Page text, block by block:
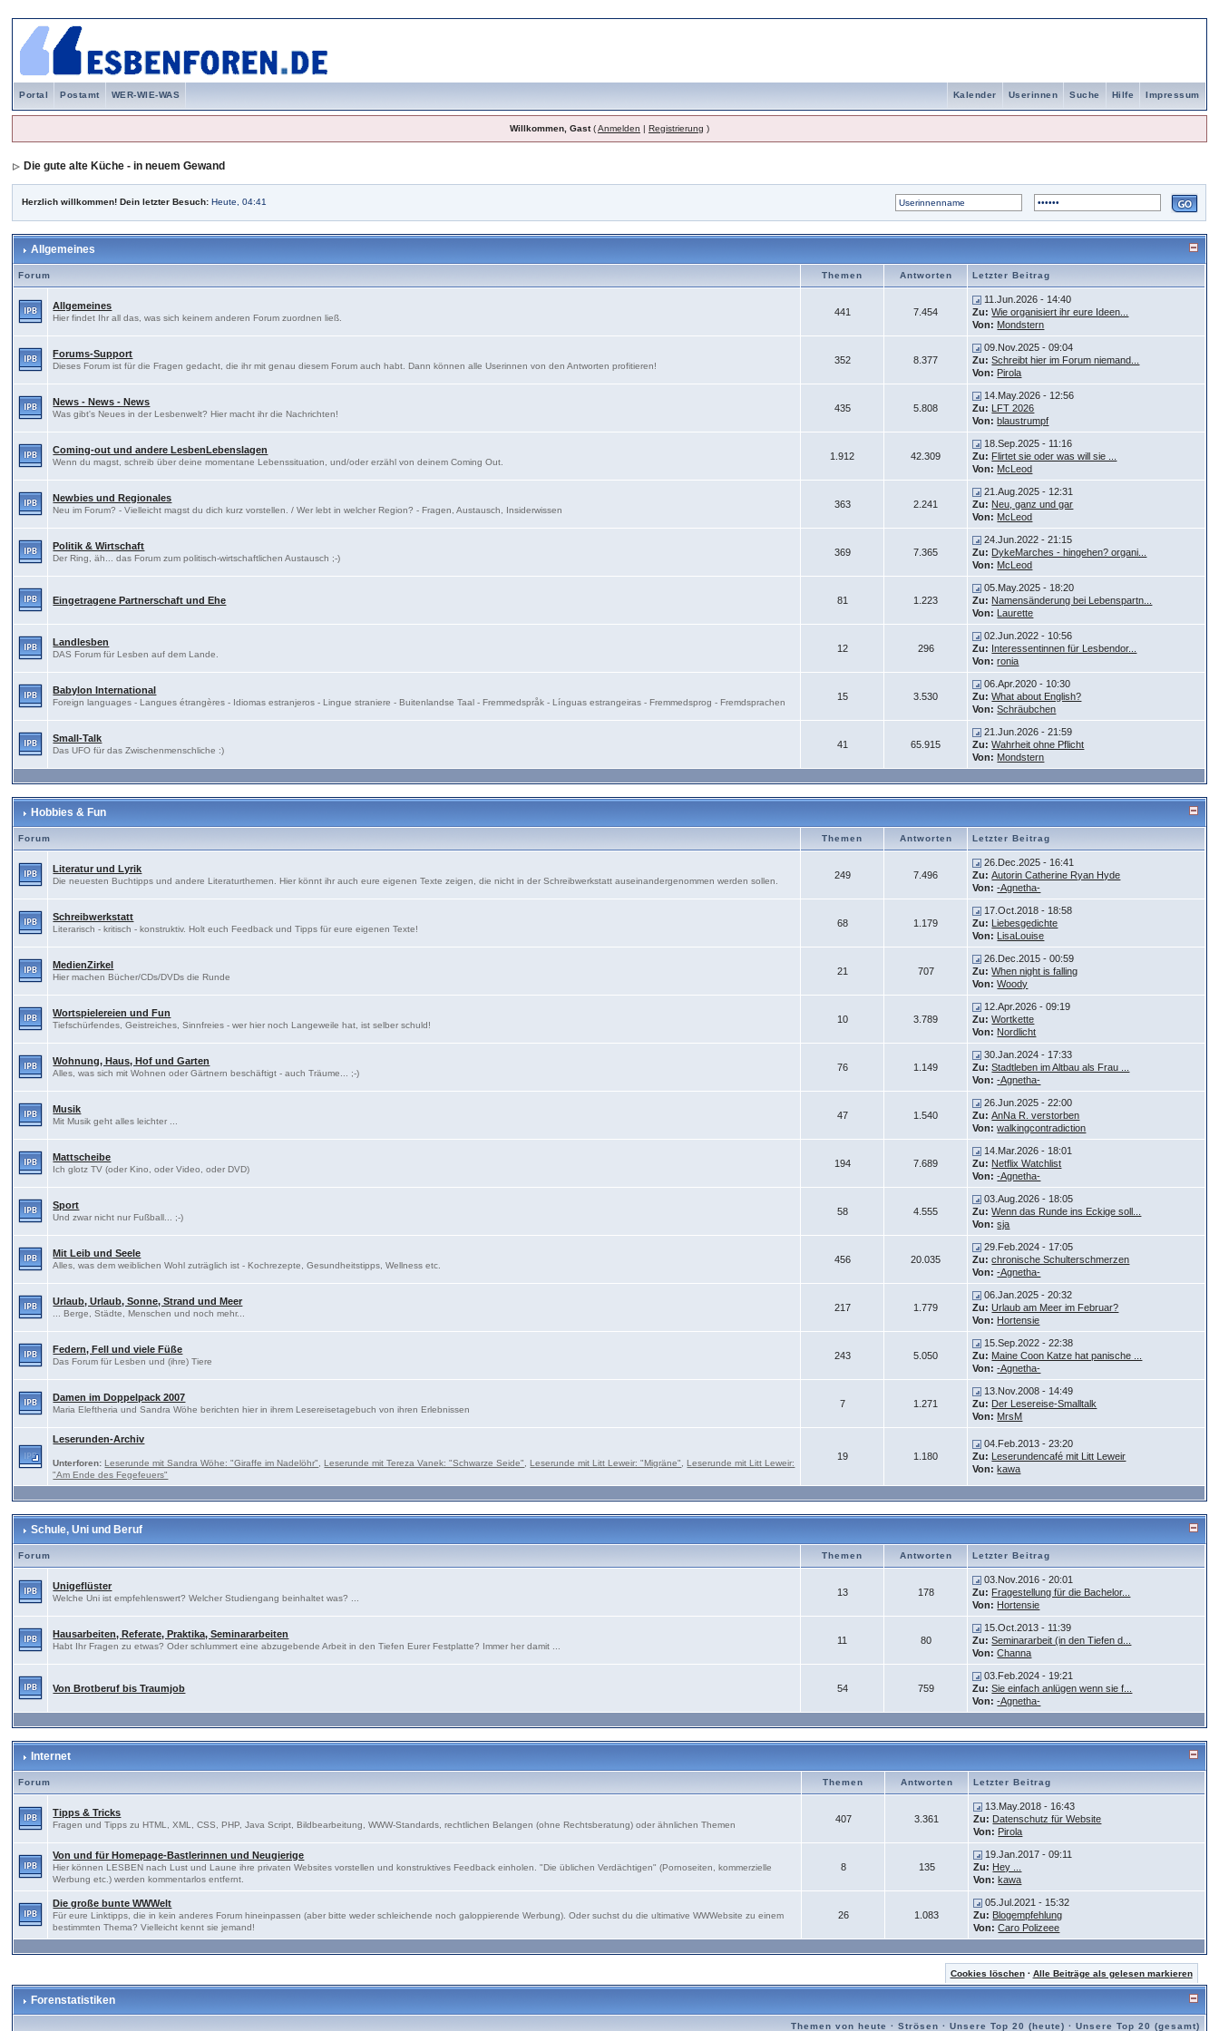
Portal Postamt WER-WIE-WAS Impressum
Hilfe
Suche
Userinnen
Kalender
Willkommen, Gast(Anmelden | Registrierung )
Die gute alte Küche - in neuem Gewand
Herzlich willkommen! Dein letzter Besuch:Heute, 04:41
Allgemeines
Forum Themen Antworten Letzter Beitrag
Allgemeines
Hier findet Ihr all das, was sich keinem anderen Forum zuordnen ließ.
441 7.454
11.Jun.2026 - 14:40
Zu: Wie organisiert ihr eure Ideen...
Von: Mondstern
Forums-Support
Dieses Forum ist für die Fragen gedacht, die ihr mit genau diesem Forum auch habt. Dann können alle Userinnen von den Antworten profitieren!
352 8.377
09.Nov.2025 - 09:04
Zu: Schreibt hier im Forum niemand...
Von: Pirola
News - News - News
Was gibt's Neues in der Lesbenwelt? Hier macht ihr die Nachrichten!
435 5.808
14.May.2026 - 12:56
Zu: LFT 2026
Von: blaustrumpf
Coming-out und andere LesbenLebenslagen
Wenn du magst, schreib über deine momentane Lebenssituation, und/oder erzähl von deinem Coming Out.
1.912 42.309
18.Sep.2025 - 11:16
Zu: Flirtet sie oder was will sie ...
Von: McLeod
Newbies und Regionales
Neu im Forum? - Vielleicht magst du dich kurz vorstellen. / Wer lebt in welcher Region? - Fragen, Austausch, Insiderwissen
363 2.241
21.Aug.2025 - 12:31
Zu: Neu, ganz und gar
Von: McLeod
Politik & Wirtschaft
Der Ring, äh... das Forum zum politisch-wirtschaftlichen Austausch ;-)
369 7.365
24.Jun.2022 - 21:15
Zu: DykeMarches - hingehen? organi...
Von: McLeod
Eingetragene Partnerschaft und Ehe 81 1.223
05.May.2025 - 18:20
Zu: Namensänderung bei Lebenspartn...
Von: Laurette
Landlesben
DAS Forum für Lesben auf dem Lande.
12 296
02.Jun.2022 - 10:56
Zu: Interessentinnen für Lesbendor...
Von: ronia
Babylon International
Foreign languages - Langues étrangères - Idiomas estranjeros - Lingue straniere - Buitenlandse Taal - Fremmedspråk - Línguas estrangeiras - Fremmedsprog - Fremdsprachen
15 3.530
06.Apr.2020 - 10:30
Zu: What about English?
Von: Schräubchen
Small-Talk
Das UFO für das Zwischenmenschliche :)
41 65.915
21.Jun.2026 - 21:59
Zu: Wahrheit ohne Pflicht
Von: Mondstern
Hobbies & Fun
Forum Themen Antworten Letzter Beitrag
Literatur und Lyrik
Die neuesten Buchtipps und andere Literaturthemen. Hier könnt ihr auch eure eigenen Texte zeigen, die nicht in der Schreibwerkstatt auseinandergenommen werden sollen.
249 7.496
26.Dec.2025 - 16:41
Zu: Autorin Catherine Ryan Hyde
Von: -Agnetha-
Schreibwerkstatt
Literarisch - kritisch - konstruktiv. Holt euch Feedback und Tipps für eure eigenen Texte!
68 1.179
17.Oct.2018 - 18:58
Zu: Liebesgedichte
Von: LisaLouise
MedienZirkel
Hier machen Bücher/CDs/DVDs die Runde
21 707
26.Dec.2015 - 00:59
Zu: When night is falling
Von: Woody
Wortspielereien und Fun
Tiefschürfendes, Geistreiches, Sinnfreies - wer hier noch Langeweile hat, ist selber schuld!
10 3.789
12.Apr.2026 - 09:19
Zu: Wortkette
Von: Nordlicht
Wohnung, Haus, Hof und Garten
Alles, was sich mit Wohnen oder Gärtnern beschäftigt - auch Träume... ;-)
76 1.149
30.Jan.2024 - 17:33
Zu: Stadtleben im Altbau als Frau ...
Von: -Agnetha-
Musik
Mit Musik geht alles leichter ...
47 1.540
26.Jun.2025 - 22:00
Zu: AnNa R. verstorben
Von: walkingcontradiction
Mattscheibe
Ich glotz TV (oder Kino, oder Video, oder DVD)
194 7.689
14.Mar.2026 - 18:01
Zu: Netflix Watchlist
Von: -Agnetha-
Sport
Und zwar nicht nur Fußball... ;-)
58 4.555
03.Aug.2026 - 18:05
Zu: Wenn das Runde ins Eckige soll...
Von: sja
Mit Leib und Seele
Alles, was dem weiblichen Wohl zuträglich ist - Kochrezepte, Gesundheitstipps, Wellness etc.
456 20.035
29.Feb.2024 - 17:05
Zu: chronische Schulterschmerzen
Von: -Agnetha-
Urlaub, Urlaub, Sonne, Strand und Meer
... Berge, Städte, Menschen und noch mehr...
217 1.779
06.Jan.2025 - 20:32
Zu: Urlaub am Meer im Februar?
Von: Hortensie
Federn, Fell und viele Füße
Das Forum für Lesben und (ihre) Tiere
243 5.050
15.Sep.2022 - 22:38
Zu: Maine Coon Katze hat panische ...
Von: -Agnetha-
Damen im Doppelpack 2007
Maria Eleftheria und Sandra Wöhe berichten hier in ihrem Lesereisetagebuch von ihren Erlebnissen
7 1.271
13.Nov.2008 - 14:49
Zu: Der Lesereise-Smalltalk
Von: MrsM
Leserunden-Archiv
Unterforen: Leserunde mit Sandra Wöhe: "Giraffe im Nadelöhr" ,Leserunde mit Tereza Vanek: "Schwarze Seide" ,Leserunde mit Litt Leweir: "Migräne" ,Leserunde mit Litt Leweir:
"Am Ende des Fegefeuers"
19 1.180
04.Feb.2013 - 23:20
Zu: Leserundencafé mit Litt Leweir
Von: kawa
Schule, Uni und Beruf
Forum Themen Antworten Letzter Beitrag
Unigeflüster
Welche Uni ist empfehlenswert? Welcher Studiengang beinhaltet was? ...
13 178
03.Nov.2016 - 20:01
Zu: Fragestellung für die Bachelor...
Von: Hortensie
Hausarbeiten, Referate, Praktika, Seminararbeiten
Habt Ihr Fragen zu etwas? Oder schlummert eine abzugebende Arbeit in den Tiefen Eurer Festplatte? Immer her damit ...
11 80
15.Oct.2013 - 11:39
Zu: Seminararbeit (in den Tiefen d...
Von: Channa
Von Brotberuf bis Traumjob 54 759
03.Feb.2024 - 19:21
Zu: Sie einfach anlügen wenn sie f...
Von: -Agnetha-
Internet
Forum Themen Antworten Letzter Beitrag
Tipps & Tricks
Fragen und Tipps zu HTML, XML, CSS, PHP, Java Script, Bildbearbeitung, WWW-Standards, rechtlichen Belangen (ohne Rechtsberatung) oder ähnlichen Themen
407 3.361
13.May.2018 - 16:43
Zu: Datenschutz für Website
Von: Pirola
Von und für Homepage-Bastlerinnen und Neugierige
Hier können LESBEN nach Lust und Laune ihre privaten Websites vorstellen und konstruktives Feedback einholen. "Die üblichen Verdächtigen" (Pornoseiten, kommerzielle
Werbung etc.) werden kommentarlos entfernt.
8 135
19.Jan.2017 - 09:11
Zu: Hey ...
Von: kawa
Die große bunte WWWelt
Für eure Linktipps, die in kein anderes Forum hineinpassen (aber bitte weder schleichende noch galoppierende Werbung). Oder suchst du die ultimative WWWebsite zu einem
bestimmten Thema? Vielleicht kennt sie jemand!
26 1.083
05.Jul.2021 - 15:32
Zu: Blogempfehlung
Von: Caro Polizeee
Cookies löschen· Alle Beiträge als gelesen markieren
Forenstatistiken
Themen von heute ·Strösen ·Unsere Top 20 (heute) ·Unsere Top 20 (gesamt)